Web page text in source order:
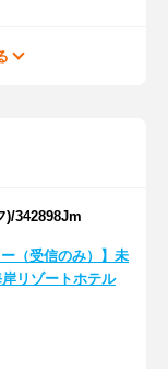
)/342898Jm
（受信のみ）】未
リゾートホテル